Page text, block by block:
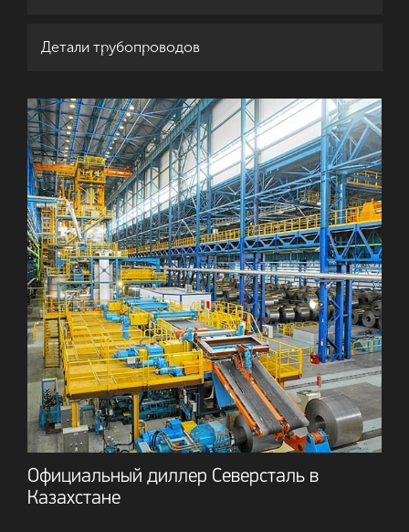
Детали трубопроводов
Официальный диллер Северсталь в
Казахстане